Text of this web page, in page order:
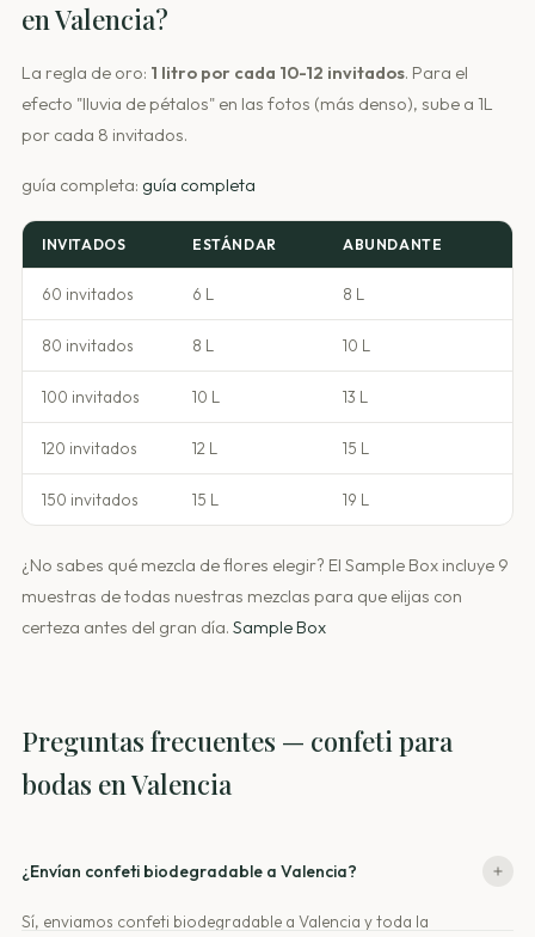
en Valencia?
La regla de oro: 1 litro por cada 10-12 invitados. Para el
efecto "lluvia de pétalos" en las fotos (más denso), sube a 1L
por cada 8 invitados.
guía completa: guía completa
INVITADOS ESTÁNDAR ABUNDANTE
60 invitados 6 L 8 L
80 invitados 8 L 10 L
100 invitados 10 L 13 L
120 invitados 12 L 15 L
150 invitados 15 L 19 L
¿No sabes qué mezcla de flores elegir? El Sample Box incluye 9
muestras de todas nuestras mezclas para que elijas con
certeza antes del gran día. Sample Box
Preguntas frecuentes — confeti para
bodas en Valencia
¿Envían confeti biodegradable a Valencia?
Sí, enviamos confeti biodegradable a Valencia y toda la